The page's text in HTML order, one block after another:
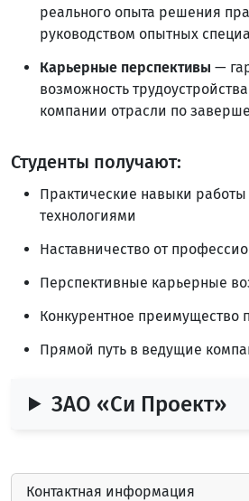
реального опыта решения
руководством опытных
Карьерные перспективы —
возможность
компании отрасли по
Студенты получают:
Практические навыки работы
технологиями
Наставничество от
Перспективные карьерные
Конкурентное преимущество
Прямой путь в ведущие
ЗАО «Си Проект»
Контактная информация